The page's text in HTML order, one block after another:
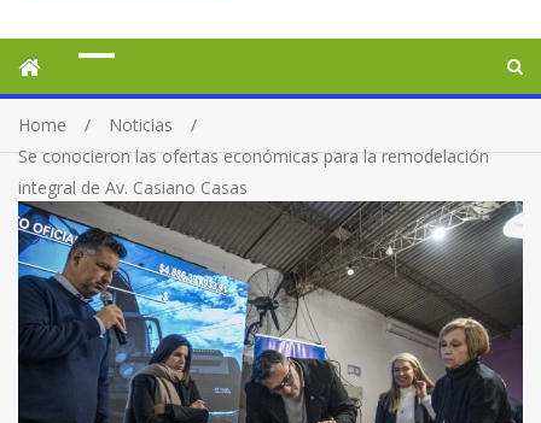
Home
Noticias
Se conocieron las ofertas económicas para la remodelación
integral de Av. Casiano Casas